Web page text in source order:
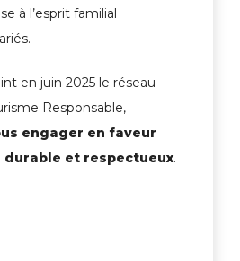
à l’esprit familial
en juin 2025 le réseau
Responsable,
engager en faveur
durable et respectueux.